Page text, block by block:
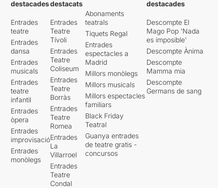
destacades
Entrades
teatre
Entrades
dansa
Entrades
musicals
Entrades
teatre
infantil
Entrades
òpera
Entrades
improvisació
Entrades
monòlegs
destacats
Entrades
Teatre
Tívoli
Entrades
Teatre
Coliseum
Entrades
Teatre
Borràs
Entrades
Teatre
Romea
Entrades
La
Villarroel
Entrades
Teatre
Condal
Abonaments
teatrals
Tiquets Regal
Entrades
espectacles a
Madrid
Millors monòlegs
Millors musicals
Millors espectacles
familiars
Black Friday
Teatral
Guanya entrades
de teatre gratis -
concursos
destacades
Descompte El
Mago Pop 'Nada
es imposible'
Descompte Ànima
Descompte
Mamma mia
Descompte
Germans de sang